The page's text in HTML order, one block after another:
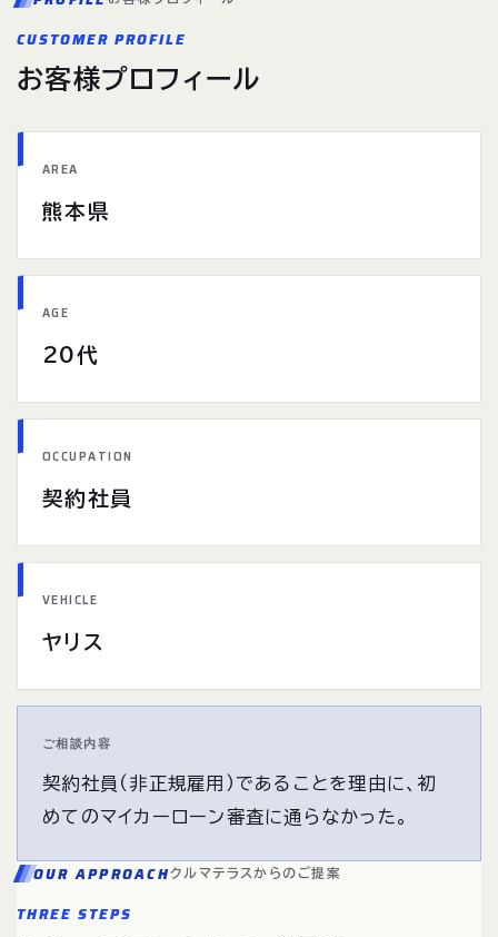
CUSTOMER PROFILE
お客様プロフィール
AREA
熊本県
AGE
20代
OCCUPATION
契約社員
VEHICLE
ヤリス
ご相談内容
契約社員（非正規雇用）であることを理由に、初
めてのマイカーローン審査に通らなかった。
OUR APPROACHクルマテラスからのご提案
THREE STEPS